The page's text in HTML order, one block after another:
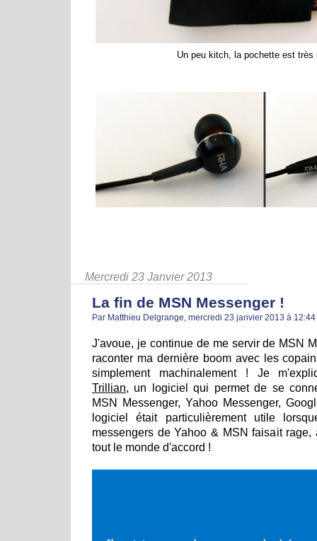
Un peu kitch, la pochette est très
Mercredi 23 Janvier 2013
La fin de MSN Messenger !
Par Matthieu Delgrange, mercredi 23 janvier 2013 à 12:44
J'avoue, je continue de me servir de MSN
raconter ma dernière boom avec les
simplement machinalement ! Je
Trillian, un logiciel qui permet de se
MSN Messenger, Yahoo Messenger,
logiciel était particulièrement utile
messengers de Yahoo & MSN faisait rage,
tout le monde d'accord !